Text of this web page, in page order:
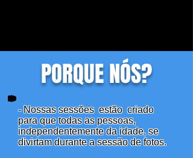
PORQUE NÓS?
- Nossas sessões estão criado
para que todas as pessoas,
independentemente da idade, se
divirtam durante a sessão de fotos.